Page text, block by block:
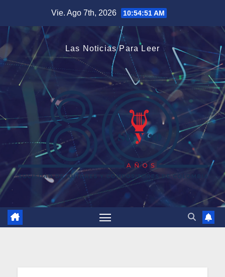
contenido
Vie. Ago 7th, 2026 10:54:52 AM
Las Noticias Para Leer